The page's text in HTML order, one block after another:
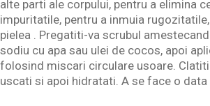
alte parti ale corpului, pentru a elimina
impuritatile, pentru a inmuia
pielea . Pregatiti-va scrubul
sodiu cu apa sau ulei de cocos, apoi
folosind miscari circulare usoare.
uscati si apoi hidratati. A se face o data